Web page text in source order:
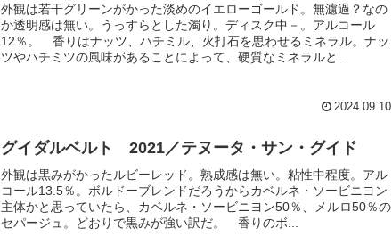
外観は若干グリーンがかった淡めのイエローゴールド。無濾過？なの
か透明感は無い。うっすらとした濁り。ディスク中－。アルコール
12％。 香りはナッツ、ハチミル、火打石を思わせるミネラル。ナッ
ツやハチミツの風味があることによって、硬質なミネラルと...
2024.09.10
グイダルベルト 2021／テヌータ・サン・グイド
外観は黒みがかったルビーレッド。熟成感は無い。粘性中程度。アル
コール13.5％。ボルドーブレンドだろうからカベルネ・ソービニヨン
主体かと思っていたら、カベルネ・ソービニヨン50％、メルロ50％の
セパージュ。どおりで黒みが強い訳だ。 香りのボ...